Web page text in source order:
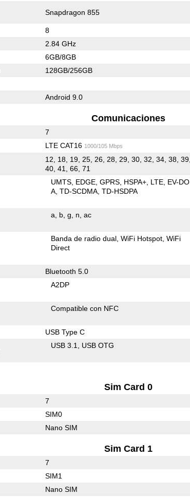
Snapdragon 855
8
2.84 GHz
6GB/8GB
128GB/256GB
Android 9.0
Comunicaciones
7
LTE CAT16 1000/105 Mbps
12, 18, 19, 25, 26, 28, 29, 30, 32, 34, 38, 39,
40, 41, 66, 71
UMTS EDGE GPRS HSPA+ LTE EV-DO
A TD-SCDMA TD-HSDPA
a b g n ac
Banda de radio dual WiFi Hotspot WiFi
Direct
Bluetooth 5.0
A2DP
Compatible con NFC
USB Type C
USB 3.1 USB OTG
Sim Card 0
7
SIM0
Nano SIM
Sim Card 1
7
SIM1
Nano SIM